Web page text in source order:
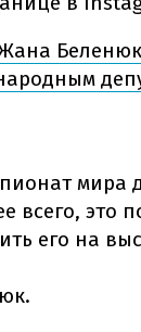
мира
всего, это
его на